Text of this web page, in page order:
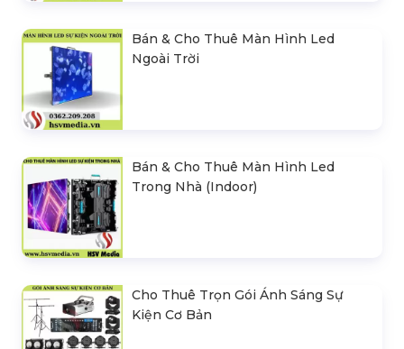
Bán & Cho Thuê Màn Hình Led
Ngoài Trời
Bán & Cho Thuê Màn Hình Led
Trong Nhà (Indoor)
Cho Thuê Trọn Gói Ánh Sáng Sự
Kiện Cơ Bản